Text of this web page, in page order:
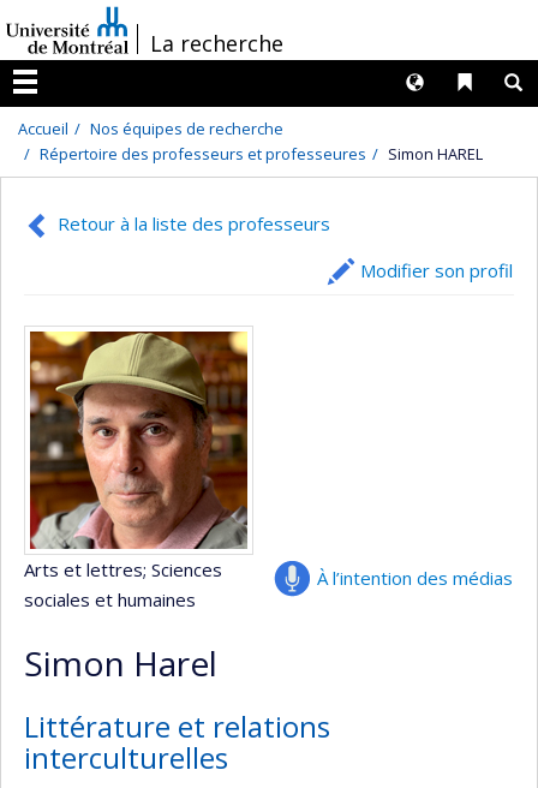
au
contenu
/La recherche
Menu
Liens
Langues
Accueil
Nos équipes de recherche
Répertoire des professeurs et professeures
Simon HAREL
Retour à la liste des professeurs
Modifier son profil
À l’intention des médias
Arts et lettres; Sciences
sociales et humaines
Simon Harel
Littérature et relations
interculturelles